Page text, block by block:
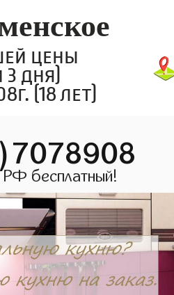
цены
3 дня)
(18 лет)
бесплатный!